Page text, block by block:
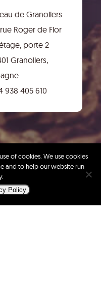
de Granollers
Roger de Flor
porte 2
Granollers,
938 405 610
of cookies. We use cookies
and to help our website run
Policy